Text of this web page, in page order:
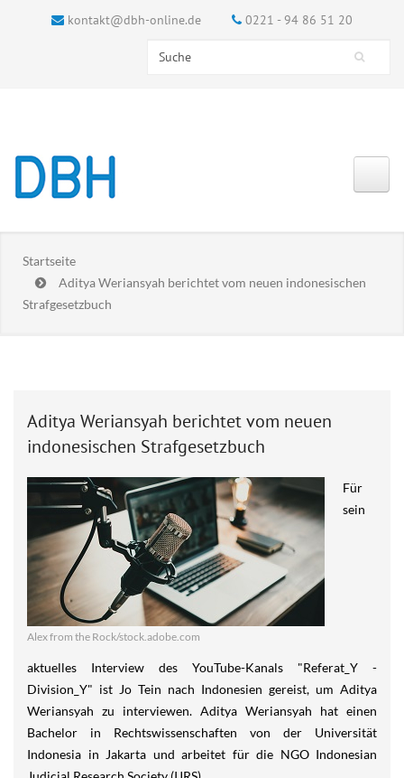
kontakt@dbh-online.de 0221 - 94 86 51 20
Suchformular
Search this site
Startseite
Aditya Weriansyah berichtet vom neuen indonesischen
Strafgesetzbuch
Aditya Weriansyah berichtet vom neuen
indonesischen Strafgesetzbuch
Alex from the Rock/stock.adobe.com
Für
sein
aktuelles Interview des YouTube-Kanals "Referat_Y -
Division_Y" ist Jo Tein nach Indonesien gereist, um Aditya
Weriansyah zu interviewen. Aditya Weriansyah hat einen
Bachelor in Rechtswissenschaften von der Universität
Indonesia in Jakarta und arbeitet für die NGO Indonesian